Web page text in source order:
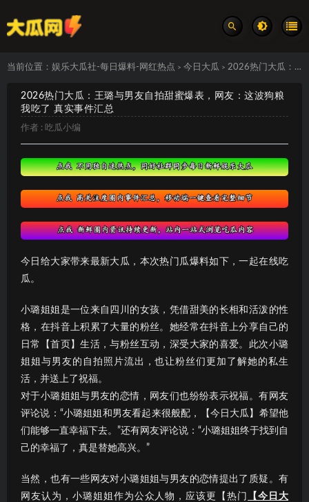
当前位置： 娱乐大瓜社-每日爆料-网红热点 > 今日大瓜 > 2026热门大瓜：王璐与男友自拍甜蜜爆表，网友：这波狗粮我吃了 真实事件汇总
2026热门大瓜：王璐与男友自拍甜蜜爆表，网友：这波狗粮
我吃了 真实事件汇总
作者 : 吃瓜小编
今日给大家带来最新大瓜，本次热门瓜爆料如下，一起在线吃
瓜。
小璐姐姐是一位来自四川的女孩，凭借甜美的长相和活泼的性
格，在抖音上积累了大量的粉丝。她经常在抖音上分享自己的
日常【首页】生活，与粉丝互动，深受大家的喜爱。此次小璐
姐姐与男友的自拍照片流出，也让粉丝们更加了解她的私生
活，并送上了祝福。
对于小璐姐姐与男友的恋情，网友们也纷纷表示祝福。有网友
评论说：“小璐姐姐和男友看起来很般配，【今日大瓜】希望他
们能够一直幸福下去。”还有网友评论说：“小璐姐姐终于找到自
己的幸福了，真是替她高兴。”
当然，也有一些网友对小璐姐姐与男友的恋情提出了质疑。有
网友认为，小璐姐姐作为公众人物，应该更【热门
【今日大